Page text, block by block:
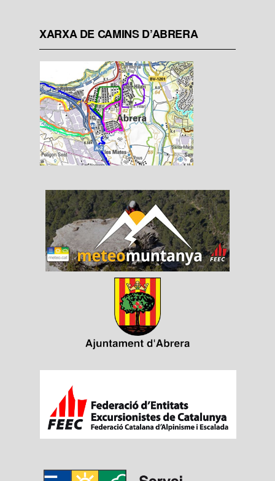
XARXA DE CAMINS D’ABRERA